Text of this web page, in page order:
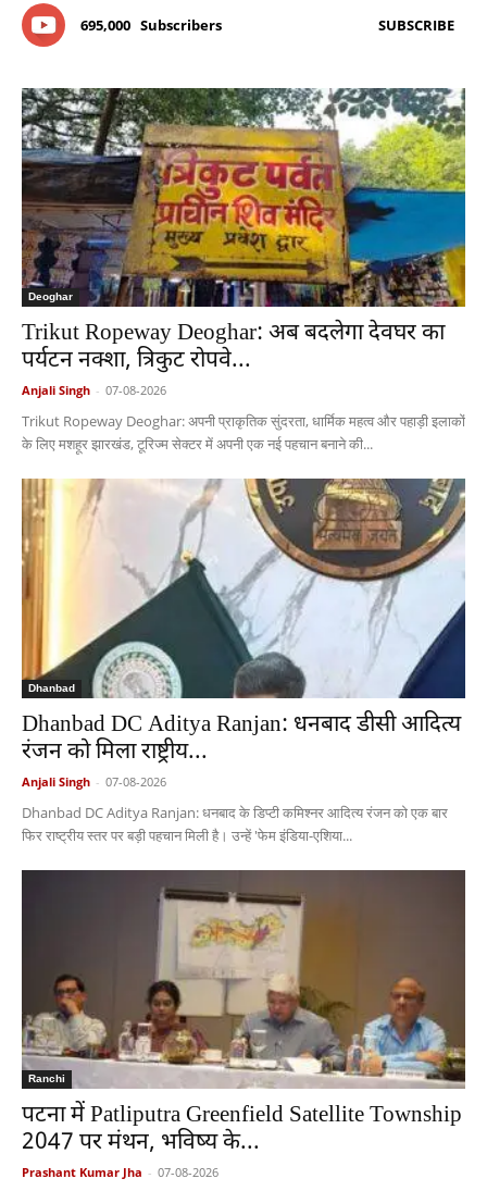
695,000 Subscribers SUBSCRIBE
Deoghar
Trikut Ropeway Deoghar: अब बदलेगा देवघर का
पर्यटन नक्शा, त्रिकुट रोपवे...
Anjali Singh - 07-08-2026
Trikut Ropeway Deoghar: अपनी प्राकृतिक सुंदरता, धार्मिक महत्व और पहाड़ी इलाकों
के लिए मशहूर झारखंड, टूरिज्म सेक्टर में अपनी एक नई पहचान बनाने की...
Dhanbad
Dhanbad DC Aditya Ranjan: धनबाद डीसी आदित्य
रंजन को मिला राष्ट्रीय...
Anjali Singh - 07-08-2026
Dhanbad DC Aditya Ranjan: धनबाद के डिप्टी कमिश्नर आदित्य रंजन को एक बार
फिर राष्ट्रीय स्तर पर बड़ी पहचान मिली है। उन्हें 'फेम इंडिया-एशिया...
Ranchi
पटना में Patliputra Greenfield Satellite Township
2047 पर मंथन, भविष्य के...
Prashant Kumar Jha - 07-08-2026